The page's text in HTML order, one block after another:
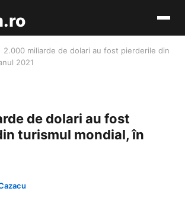
2.000 miliarde de dolari au fost pierderile din
2021
de dolari au fost
turismul mondial, în